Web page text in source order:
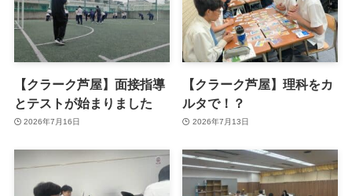
【クラーク芦屋】面接指導
とテストが始まりました
2026年7月16日
【クラーク芦屋】理科をカ
ルタで！？
2026年7月13日